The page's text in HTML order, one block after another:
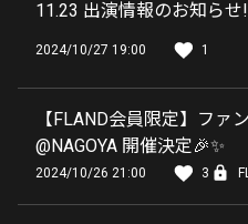
11.23 出演情報のお知らせ
2024/10/27 19:00 1
【FLAND会員限定】ファ
@NAGOYA 開催決定🎉✨
2024/10/26 21:00 3